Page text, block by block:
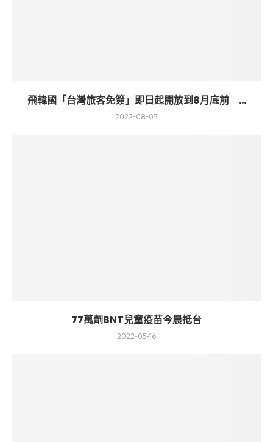
飛韓國「台灣旅客免簽」即日起開放到8月底前 ...
2022-08-05
77萬劑BNT兒童疫苗今晨抵台
2022-05-16